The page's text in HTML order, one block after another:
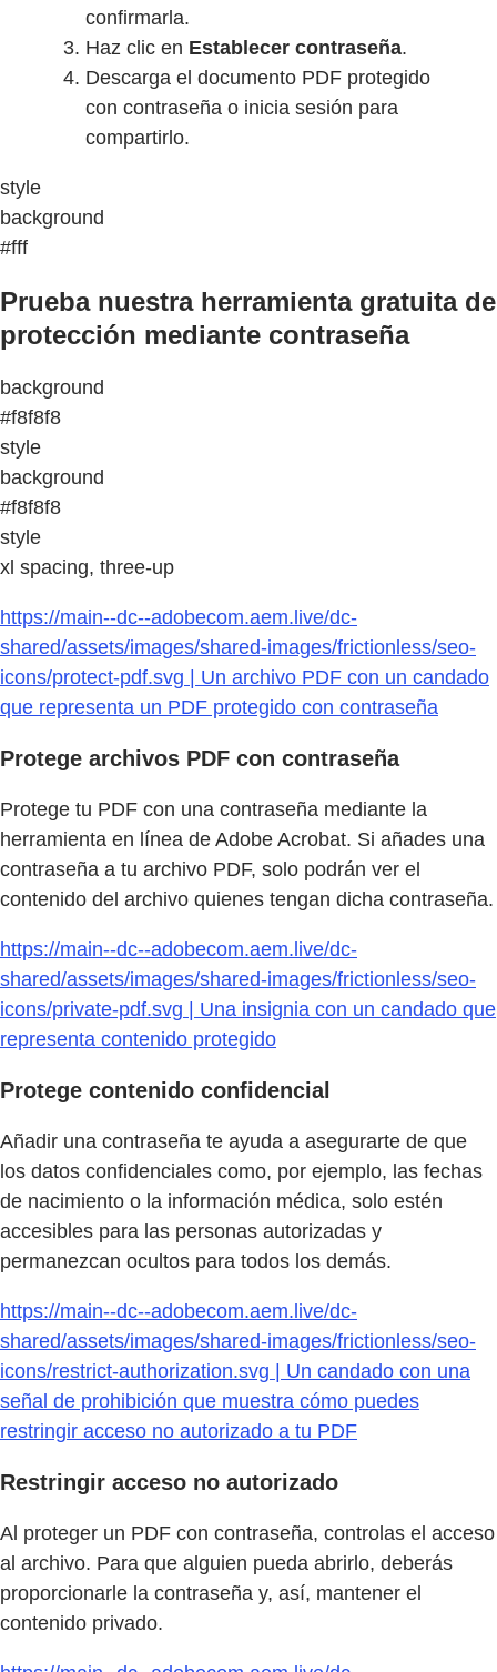
confirmarla.
Haz clic en Establecer contraseña.
Descarga el documento PDF protegido
con contraseña o inicia sesión para
compartirlo.
style
background
#fff
Prueba nuestra herramienta gratuita de
protección mediante contraseña
background
#f8f8f8
style
background
#f8f8f8
style
xl spacing, three-up
https://main--dc--adobecom.aem.live/dc-
shared/assets/images/shared-images/frictionless/seo-
icons/protect-pdf.svg | Un archivo PDF con un candado
que representa un PDF protegido con contraseña
Protege archivos PDF con contraseña
Protege tu PDF con una contraseña mediante la
herramienta en línea de Adobe Acrobat. Si añades una
contraseña a tu archivo PDF, solo podrán ver el
contenido del archivo quienes tengan dicha contraseña.
https://main--dc--adobecom.aem.live/dc-
shared/assets/images/shared-images/frictionless/seo-
icons/private-pdf.svg | Una insignia con un candado que
representa contenido protegido
Protege contenido confidencial
Añadir una contraseña te ayuda a asegurarte de que
los datos confidenciales como, por ejemplo, las fechas
de nacimiento o la información médica, solo estén
accesibles para las personas autorizadas y
permanezcan ocultos para todos los demás.
https://main--dc--adobecom.aem.live/dc-
shared/assets/images/shared-images/frictionless/seo-
icons/restrict-authorization.svg | Un candado con una
señal de prohibición que muestra cómo puedes
restringir acceso no autorizado a tu PDF
Restringir acceso no autorizado
Al proteger un PDF con contraseña, controlas el acceso
al archivo. Para que alguien pueda abrirlo, deberás
proporcionarle la contraseña y, así, mantener el
contenido privado.